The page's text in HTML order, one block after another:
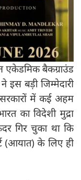
बैकग्राउंड
बड़ी जिम्मेदारी
में कई अहम
का विदेशी मुद्रा
गिर चुका था कि
(आयात) के लिए ही